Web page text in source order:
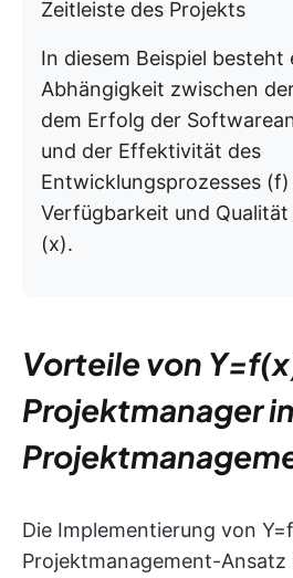
Zeitleiste des Projekts
In diesem Beispiel besteht
Abhängigkeit zwischen
dem Erfolg der
und der Effektivität des
Entwicklungsprozesses
Verfügbarkeit und Qualität
(x).
Vorteile von
Projektmanager
Die Implementierung von
Projektmanagement-